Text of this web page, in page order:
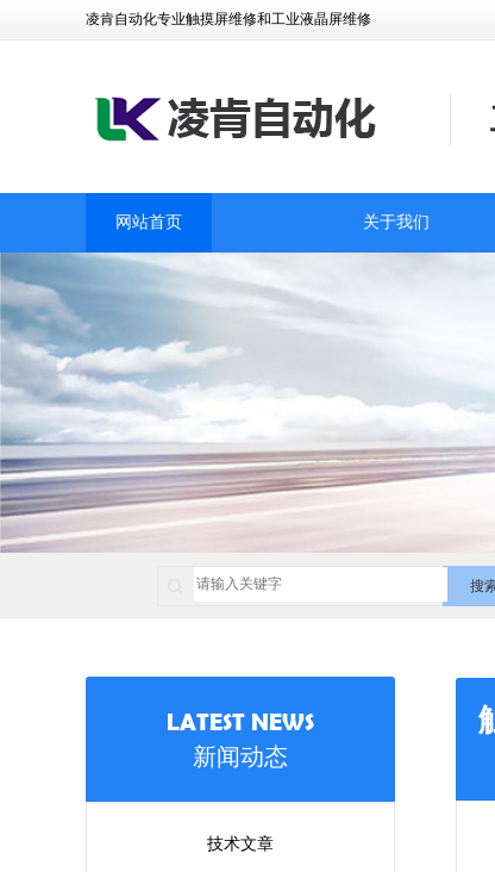
凌肯自动化专业触摸屏维修和工业液晶屏维修
网站首页 关于我们
搜
LATEST NEWS
新闻动态
技术文章